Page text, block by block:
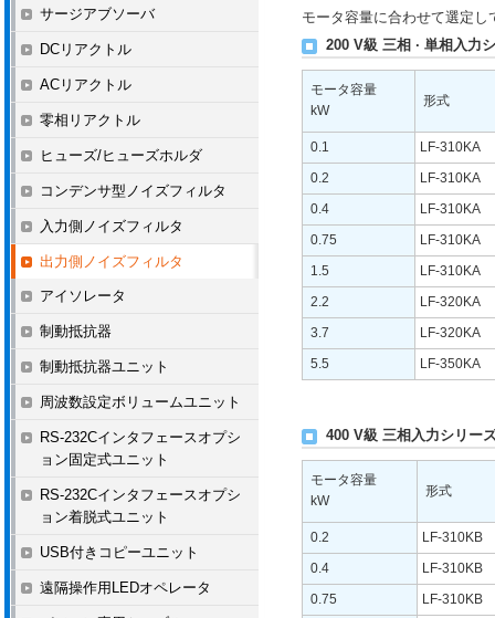
モータ容量に合わせて選定し
200 V級 三相 · 単相入力
モータ容量
kW
形式
0.1
LF-310KA
0.2
LF-310KA
0.4
LF-310KA
0.75
LF-310KA
1.5
LF-310KA
2.2
LF-320KA
3.7
LF-320KA
5.5
LF-350KA
400 V級 三相入力シリー
モータ容量
kW
形式
0.2
LF-310KB
0.4
LF-310KB
0.75
LF-310KB
サージアブソーバ
DCリアクトル
ACリアクトル
零相リアクトル
ヒューズ/ヒューズホルダ
コンデンサ型ノイズフィルタ
入力側ノイズフィルタ
出力側ノイズフィルタ
アイソレータ
制動抵抗器
制動抵抗器ユニット
周波数設定ボリュームユニット
RS-232Cインタフェースオプシ
ョン固定式ユニット
RS-232Cインタフェースオプシ
ョン着脱式ユニット
USB付きコピーユニット
遠隔操作用LEDオペレータ